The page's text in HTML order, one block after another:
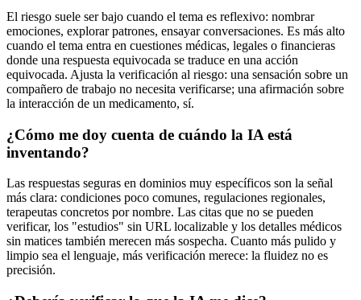
El riesgo suele ser bajo cuando el tema es reflexivo: nombrar
emociones, explorar patrones, ensayar conversaciones. Es más alto
cuando el tema entra en cuestiones médicas, legales o financieras
donde una respuesta equivocada se traduce en una acción
equivocada. Ajusta la verificación al riesgo: una sensación sobre un
compañero de trabajo no necesita verificarse; una afirmación sobre
la interacción de un medicamento, sí.
¿Cómo me doy cuenta de cuándo la IA está
inventando?
Las respuestas seguras en dominios muy específicos son la señal
más clara: condiciones poco comunes, regulaciones regionales,
terapeutas concretos por nombre. Las citas que no se pueden
verificar, los "estudios" sin URL localizable y los detalles médicos
sin matices también merecen más sospecha. Cuanto más pulido y
limpio sea el lenguaje, más verificación merece: la fluidez no es
precisión.